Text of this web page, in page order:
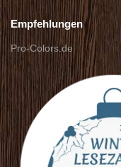
Empfehlungen
Pro-Colors.de